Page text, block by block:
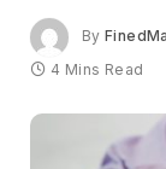
By
4 Mins Read